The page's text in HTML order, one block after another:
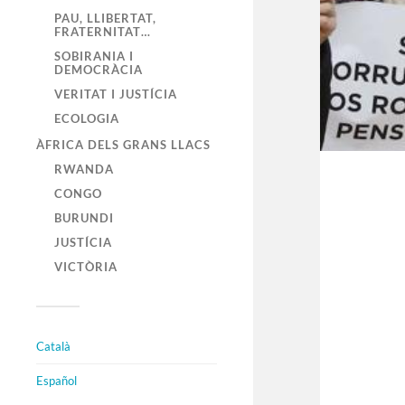
PAU, LLIBERTAT,
FRATERNITAT…
SOBIRANIA I
DEMOCRÀCIA
VERITAT I JUSTÍCIA
ECOLOGIA
ÀFRICA DELS GRANS LLACS
RWANDA
CONGO
BURUNDI
JUSTÍCIA
VICTÒRIA
Català
Español